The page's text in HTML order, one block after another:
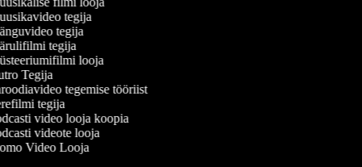
tegija
tegija
tegija
looja
Tegija
tegemise tööriist
tegija
video looja koopia
videote looja
Video Looja